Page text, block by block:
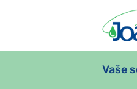
Vaše